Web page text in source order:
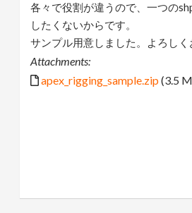
各々で役割が違うので、一つの
したくないからです。
サンプル用意しました。よろしく
Attachments:
apex_rigging_sample.zip(3.5